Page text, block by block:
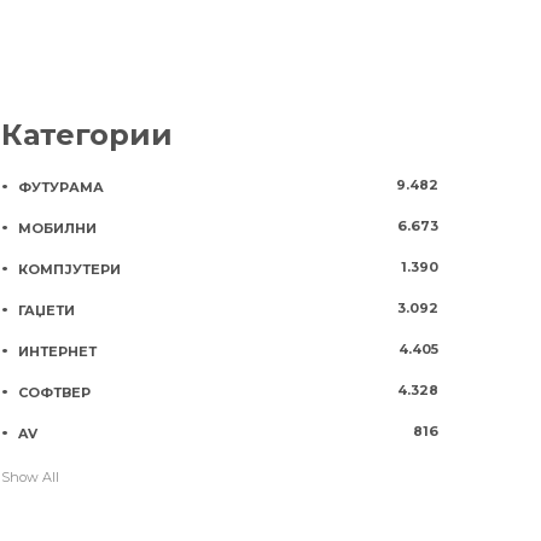
Категории
ФУТУРАМА 9.482
МОБИЛНИ 6.673
КОМПЈУТЕРИ 1.390
ГАЏЕТИ 3.092
ИНТЕРНЕТ 4.405
СОФТВЕР 4.328
AV 816
Show All